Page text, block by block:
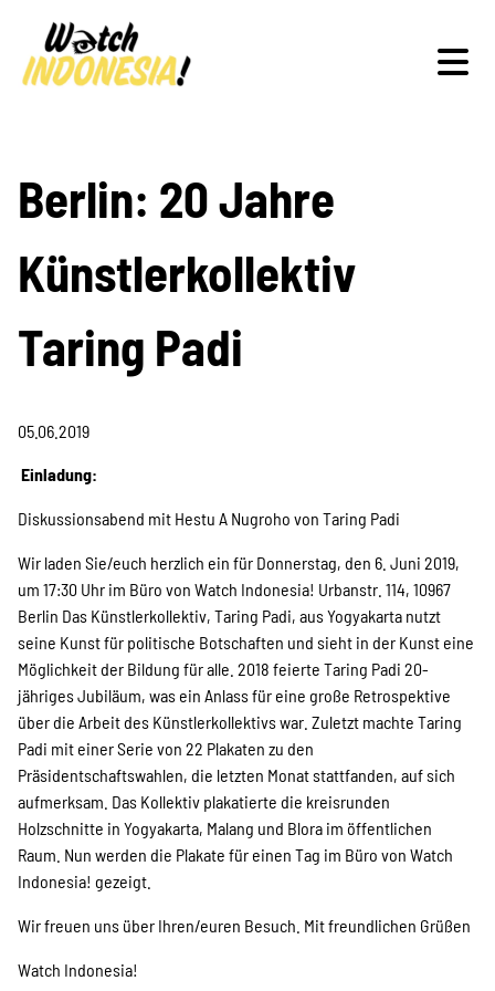
Schwerpunkte
Veranstaltungen
Projekte
Kampagne
Stellenangebote
Werde Mitglied
Berlin: 20 Jahre
Künstlerkollektiv
Taring Padi
05.06.2019
Einladung:
Diskussionsabend mit Hestu A Nugroho von Taring Padi
Wir laden Sie/euch herzlich ein für Donnerstag, den 6. Juni 2019,
um 17:30 Uhr im Büro von Watch Indonesia! Urbanstr. 114, 10967
Berlin Das Künstlerkollektiv, Taring Padi, aus Yogyakarta nutzt
seine Kunst für politische Botschaften und sieht in der Kunst eine
Möglichkeit der Bildung für alle. 2018 feierte Taring Padi 20-
jähriges Jubiläum, was ein Anlass für eine große Retrospektive
über die Arbeit des Künstlerkollektivs war. Zuletzt machte Taring
Padi mit einer Serie von 22 Plakaten zu den
Präsidentschaftswahlen, die letzten Monat stattfanden, auf sich
aufmerksam. Das Kollektiv plakatierte die kreisrunden
Holzschnitte in Yogyakarta, Malang und Blora im öffentlichen
Raum. Nun werden die Plakate für einen Tag im Büro von Watch
Indonesia! gezeigt.
Wir freuen uns über Ihren/euren Besuch. Mit freundlichen Grüßen
Watch Indonesia!